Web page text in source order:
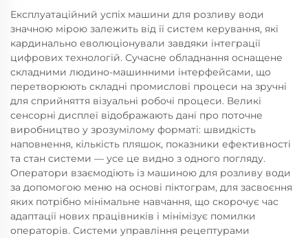
Експлуатаційний успіх машини для розливу води
значною мірою залежить від її систем керування, які
кардинально еволюціонували завдяки інтеграції
цифрових технологій. Сучасне обладнання оснащене
складними людино-машинними інтерфейсами, що
перетворюють складні промислові процеси на зручні
для сприйняття візуальні робочі процеси. Великі
сенсорні дисплеї відображають дані про поточне
виробництво у зрозумілому форматі: швидкість
наповнення, кількість пляшок, показники ефективності
та стан системи — усе це видно з одного погляду.
Оператори взаємодіють із машиною для розливу води
за допомогою меню на основі піктограм, для засвоєння
яких потрібно мінімальне навчання, що скорочує час
адаптації нових працівників і мінімізує помилки
операторів. Системи управління рецептурами